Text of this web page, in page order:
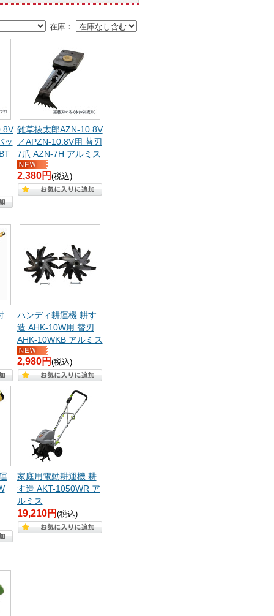
在庫：
ッ
雑草抜太郎AZN-10.8V
／APZN-10.8V用 替刃
7爪 AZN-7H アルミス
2,380円 (税込)
ハンディ耕運機 耕す
造 AHK-10W用 替刃
AHK-10WKB アルミス
2,980円 (税込)
家庭用電動耕運機 耕
す造 AKT-1050WR ア
ルミス
19,210円 (税込)